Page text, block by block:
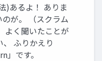
)あるよ！ ありま
が。 （スクラム
よく聞いたことが
ふりかえり
」です。